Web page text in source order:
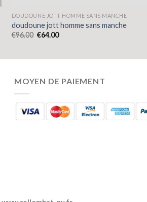
DOUDOUNE JOTT HOMME SANS MANCHE
doudoune jott homme sans manche
€96.00 €64.00
MOYEN DE PAIEMENT